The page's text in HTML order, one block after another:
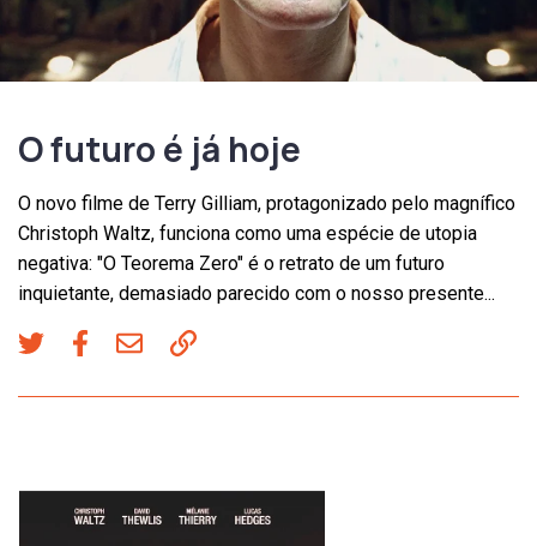
O futuro é já hoje
O novo filme de Terry Gilliam, protagonizado pelo magnífico
Christoph Waltz, funciona como uma espécie de utopia
negativa: "O Teorema Zero" é o retrato de um futuro
inquietante, demasiado parecido com o nosso presente...